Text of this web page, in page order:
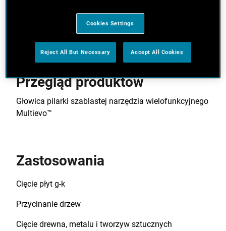
Beznarzędziowa wymiana brzeszczotu — szybko i
Przegląd produktów
Głowica pilarki szablastej narzędzia wielofunkcyjnego
Multievo™
Zastosowania
Cięcie płyt g-k
Przycinanie drzew
Cięcie drewna, metalu i tworzyw sztucznych
Cookies Settings
Reject All But Necessary Accept All Cookies